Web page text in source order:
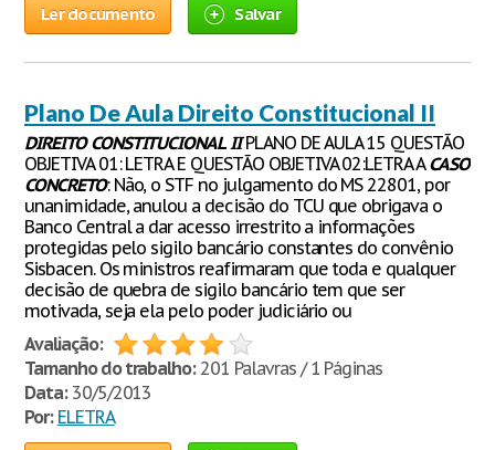
Ler documento Salvar
Plano De Aula Direito Constitucional II
DIREITO CONSTITUCIONALIIPLANO DE AULA 15 QUESTÃO
OBJETIVA 01: LETRA E QUESTÃO OBJETIVA 02:LETRA ACASO
CONCRETO: Não, o STF no julgamento do MS 22801, por
unanimidade, anulou a decisão do TCU que obrigava o
Banco Central a dar acesso irrestrito a informações
protegidas pelo sigilo bancário constantes do convênio
Sisbacen. Os ministros reafirmaram que toda e qualquer
decisão de quebra de sigilo bancário tem que ser
motivada, seja ela pelo poder judiciário ou
Avaliação:
Tamanho do trabalho:201 Palavras / 1 Páginas
Data:30/5/2013
Por: ELETRA